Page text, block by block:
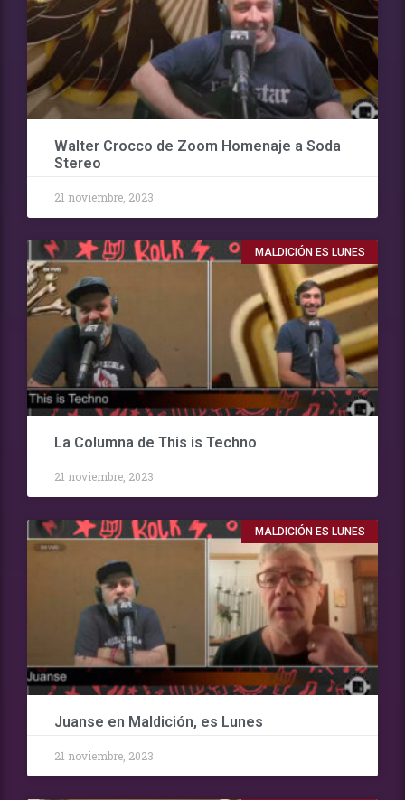
Walter Crocco de Zoom Homenaje a Soda
Stereo
21 noviembre, 2023
MALDICIÓN ES LUNES
La Columna de This is Techno
21 noviembre, 2023
MALDICIÓN ES LUNES
Juanse en Maldición, es Lunes
21 noviembre, 2023